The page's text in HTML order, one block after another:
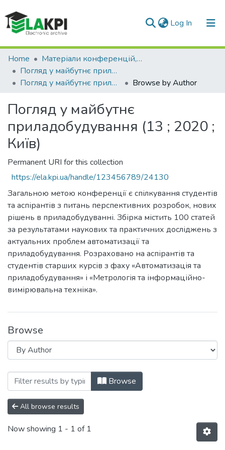
Log In (current)
Communities & Collections
All of DSpace
Home
Матеріали конференцій, семінарів і т.п.
Погляд у майбутнє приладобудування
Погляд у майбутнє приладобудування (13 ; 2020 ; Київ)
Browse by Author
Погляд у майбутнє
приладобудування (13 ; 2020 ;
Київ)
Permanent URI for this collection
https://ela.kpi.ua/handle/123456789/24130
Загальною метою конференції є спілкування студентів
та аспірантів з питань перспективних розробок, нових
рішень в приладобудуванні. Збірка містить 100 статей
за результатами наукових та практичних досліджень з
актуальних проблем автоматизації та
приладобудування. Розраховано на аспірантів та
студентів старших курсів з фаху «Автоматизація та
приладобудування» і «Метрологія та інформаційно-
вимірювальна техніка».
Browse
Browsing Погляд у майбутнє
Browse
All browse results
Now showing 1 - 1 of 1